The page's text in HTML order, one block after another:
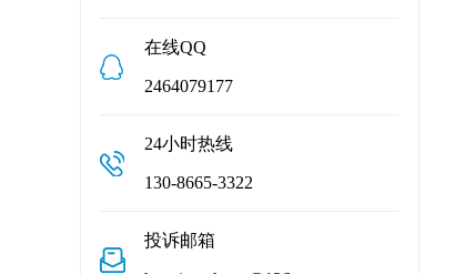
在线QQ
2464079177
24小时热线
130-8665-3322
投诉邮箱